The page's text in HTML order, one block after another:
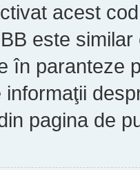
acest
este
în paranteze
informaţii
pagina de